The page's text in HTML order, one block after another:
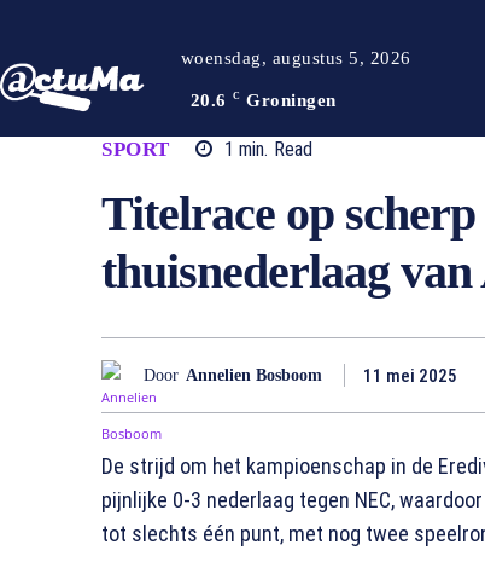
woensdag, augustus 5, 2026
20.6 C Groningen
SPORT 1 min. Read
Titelrace op
thuisnederlaag
Door Annelien Bosboom 11 mei 2025
De strijd om het kampioenschap in de
pijnlijke 0-3 nederlaag tegen NEC,
tot slechts één punt, met nog twee